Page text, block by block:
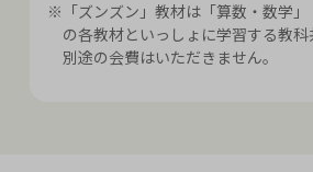
※「ズンズン」教材は「算数・数学」
の各教材といっしょに学習する教科
別途の会費はいただきません。